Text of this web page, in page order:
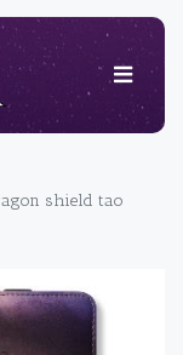
shield tao